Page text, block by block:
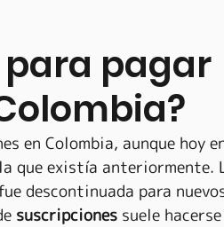
para pagar
en Colombia, aunque hoy
que existía anteriormente.
descontinuada para
suscripciones suele